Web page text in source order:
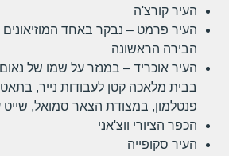
העיר קורצ'ה
העיר פרמט – נבקר באחד
הבירה הראשונה
העיר אוכריד – במנזר על שמו של
בבית מלאכה קטן לעבודות נייר,
פנטלמון, במצודת הצאר סמואל, שייט
הכפר הציורי ווצ'אני
העיר סקופייה